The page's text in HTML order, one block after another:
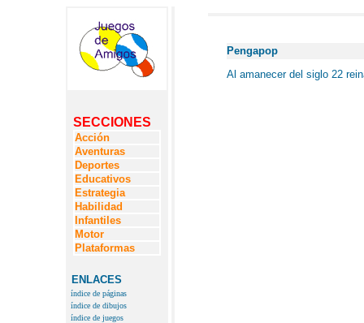
SECCIONES
Acción
Aventuras
Deportes
Educativos
Estrategia
Habilidad
Infantiles
Motor
Plataformas
ENLACES
índice de páginas
índice de dibujos
índice de juegos
Pengapop
Al amanecer del siglo 22